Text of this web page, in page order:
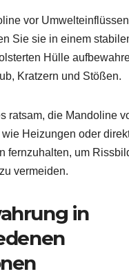
vor
Sie sie in einem
Hülle
Kratzern und Stößen.
ratsam, die Mandoline
Heizungen oder
fernzuhalten, um
vermeiden.
in